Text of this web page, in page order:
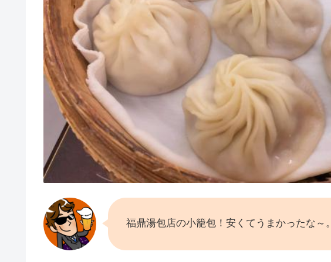
福鼎湯包店の小籠包！安くてうまかったな～。